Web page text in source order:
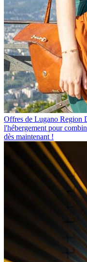
Offres de Lugano Region
l'hébergement pour
dès maintenant !